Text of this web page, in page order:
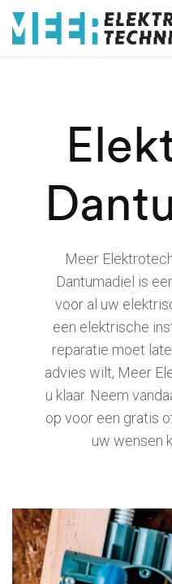
Meer
Dantumadiel is
voor al uw
een elektrische
reparatie moet
advies wilt, Meer
u klaar. Neem
op voor een gratis
uw wensen